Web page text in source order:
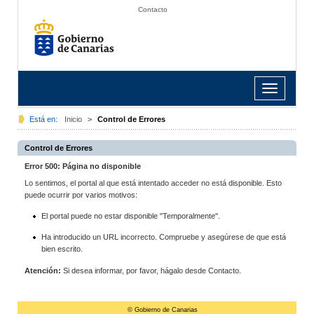
Contacto
Toggle
navigation
Está en: Inicio > Control de Errores
Control de Errores
Error 500: Página no disponible
Lo sentimos, el portal al que está intentado acceder no está disponible. Esto
puede ocurrir por varios motivos:
El portal puede no estar disponible "Temporalmente".
Ha introducido un URL incorrecto. Compruebe y asegúrese de que está
bien escrito.
Atención: Si desea informar, por favor, hágalo desde Contacto.
© Gobierno de Canarias